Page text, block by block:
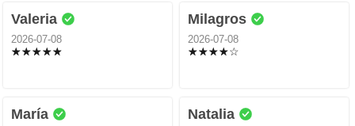
Valeria
2026-07-08
Milagros
2026-07-08
María Natalia